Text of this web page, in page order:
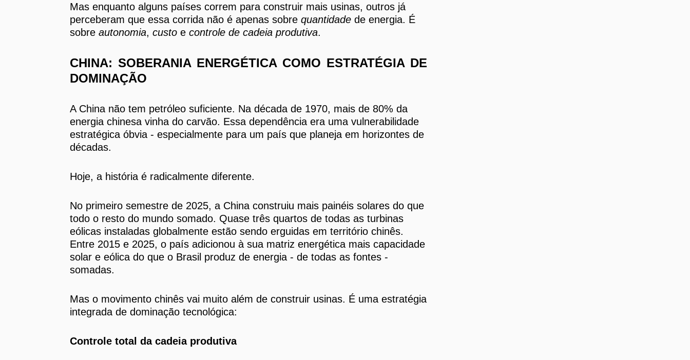
Mas enquanto alguns países correm para construir mais usinas, outros já
perceberam que essa corrida não é apenas sobre quantidade de energia. É
sobre autonomia, custo e controle de cadeia produtiva.
CHINA: SOBERANIA ENERGÉTICA COMO ESTRATÉGIA DE
DOMINAÇÃO
A China não tem petróleo suficiente. Na década de 1970, mais de 80% da
energia chinesa vinha do carvão. Essa dependência era uma vulnerabilidade
estratégica óbvia - especialmente para um país que planeja em horizontes de
décadas.
Hoje, a história é radicalmente diferente.
No primeiro semestre de 2025, a China construiu mais painéis solares do que
todo o resto do mundo somado. Quase três quartos de todas as turbinas
eólicas instaladas globalmente estão sendo erguidas em território chinês.
Entre 2015 e 2025, o país adicionou à sua matriz energética mais capacidade
solar e eólica do que o Brasil produz de energia - de todas as fontes -
somadas.
Mas o movimento chinês vai muito além de construir usinas. É uma estratégia
integrada de dominação tecnológica:
Controle total da cadeia produtiva